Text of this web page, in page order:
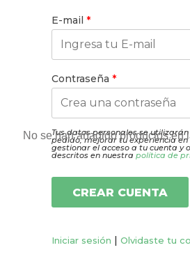
E-mail *
Contraseña *
Tus datos personales se
pedido, mejorar tu experiencia
gestionar el acceso a tu cuenta y
descritos en nuestra política de
Iniciar sesión Olvidaste tu